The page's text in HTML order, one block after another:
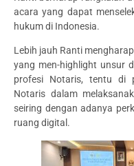
acara yang dapat
hukum di Indonesia.
Lebih jauh Ranti
yang men-highlight unsur
profesi Notaris, tentu di
Notaris dalam
seiring dengan adanya
ruang digital.